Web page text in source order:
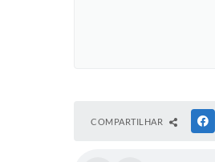
COMPARTILHAR